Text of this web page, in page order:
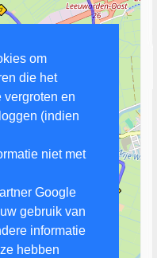
om
die het
vergroten en
(indien
niet met
Google
gebruik van
informatie
hebben